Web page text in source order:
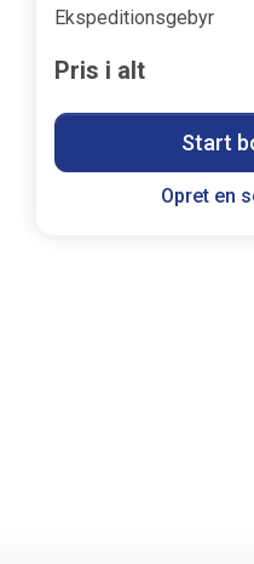
Ekspeditionsgebyr
Pris i alt
Start
Opret en